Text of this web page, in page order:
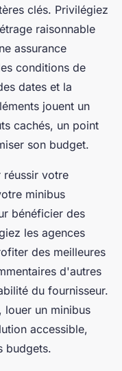
clés. Privilégiez
raisonnable
assurance
conditions de
dates et la
jouent un
cachés, un point
son budget.
réussir votre
minibus
bénéficier des
les agences
des meilleures
d'autres
du fournisseur.
louer un minibus
accessible,
budgets.